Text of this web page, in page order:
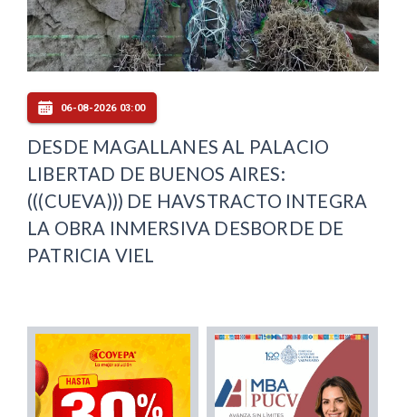
06-08-2026 03:00
DESDE MAGALLANES AL PALACIO
LIBERTAD DE BUENOS AIRES:
(((CUEVA))) DE HAVSTRACTO INTEGRA
LA OBRA INMERSIVA DESBORDE DE
PATRICIA VIEL